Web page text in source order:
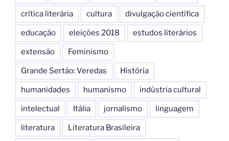
crítica literária cultura divulgação científica
educação eleições 2018 estudos literários
extensão Feminismo
Grande Sertão: Veredas História
humanidades humanismo indústria cultural
intelectual Itália jornalismo linguagem
literatura Literatura Brasileira